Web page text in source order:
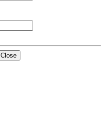
Close